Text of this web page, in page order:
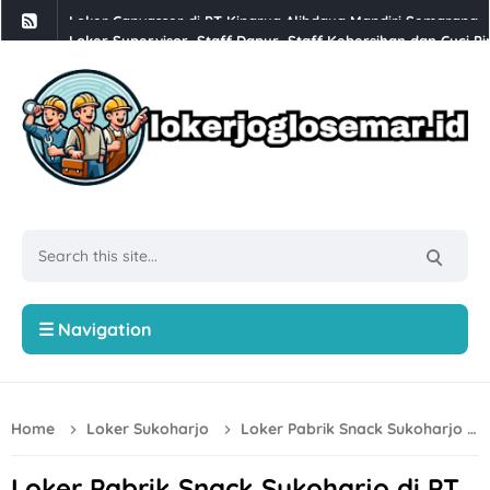
Loker Supervisor, Staff Dapur, Staff Kebersihan dan Cuci
Loker Solo 3 Posisi di PT Pracima Boga Sana
Loker Bulan Agustus 2026 di PT Prima Parquet Indonesia
Lowongan Kerja XLC Promotor di XLSmart Semarang
Loker PT Generasi Motor Sukses Solo Posisi Security, Driver
Loker PROJMX Apparel Solo Baru untuk Lulusan D3/S1
Loker Sales Counter, Helper Toko di Toko Super Grosir
Loker Crew Dapur, Kepala Outlet di Djuragan Group
☰ Navigation
Home Loker Sukoharjo Loker Pabrik Snack Sukoharjo di PT Gita Food untuk Lulusan SMA Sederajat